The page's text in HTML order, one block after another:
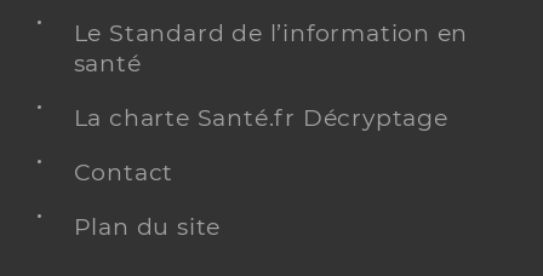
Le Standard de l’information en
santé
La charte Santé.fr Décryptage
Contact
Plan du site